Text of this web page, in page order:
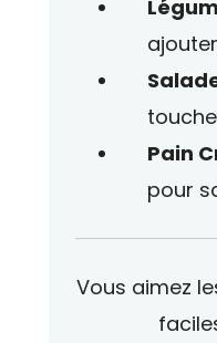
Pain
pour
Vous aimez